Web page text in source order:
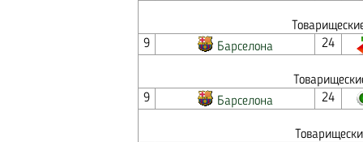
9
Барселона 24
9
Барселона 24